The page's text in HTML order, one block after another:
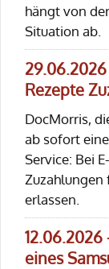
hängt von
Situation ab.
Rezepte
DocMorris,
ab sofort
Service: Bei
erlassen.
eines